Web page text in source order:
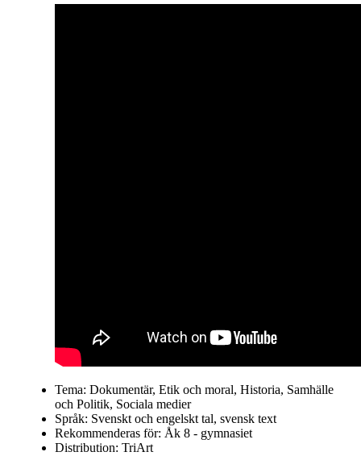
Tema: Dokumentär, Etik och moral, Historia, Samhälle
och Politik, Sociala medier
Språk: Svenskt och engelskt tal, svensk text
Rekommenderas för: Åk 8 - gymnasiet
Distribution: TriArt